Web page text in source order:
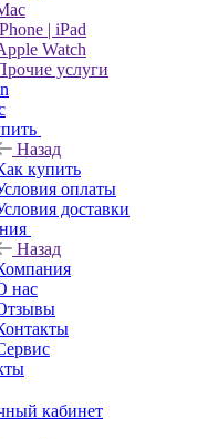
| iPad
Watch
услуги
Назад
купить
оплаты
доставки
Назад
нас
кабинет